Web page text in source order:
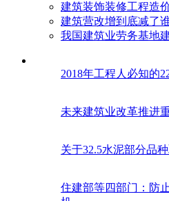
建筑装饰装修工程造
建筑营改增到底减了
我国建筑业劳务基地
2018年工程人必知的
未来建筑业改革推进
关于32.5水泥部分品
住建部等四部门：防